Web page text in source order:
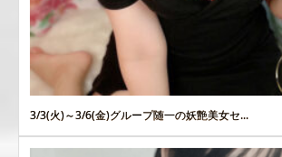
3/3(火)～3/6(金)グループ随一の妖艶美女セ...